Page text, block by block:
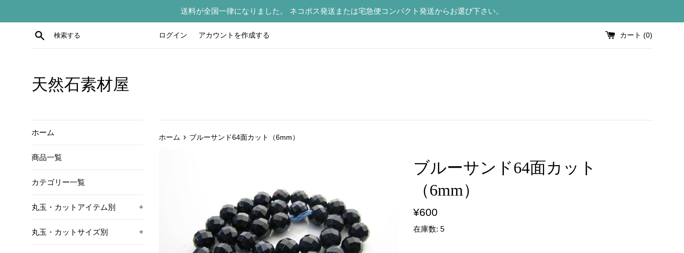
送料が全国一律になりました。 ネコポス発送または宅急便コンパクト発送からお選び下さい。
検索する ログイン アカウントを作成する カート (0)
天然石素材屋
ホーム
商品一覧
カテゴリー一覧
丸玉・カットアイテム別 +
丸玉・カットサイズ別 +
ホーム › ブルーサンド64面カット（6mm）
ブルーサンド64面カット
（6mm）
通
価
¥600
在庫数: 5